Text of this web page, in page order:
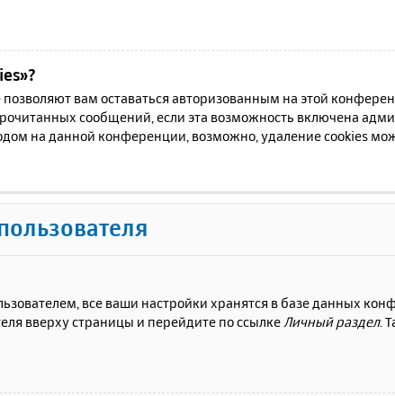
вам оставаться авторизованным на этой
сообщений, если эта возможность включена
на данной конференции, возможно, удаление cookies
все ваши настройки хранятся в базе данных
вверху страницы и перейдите по ссылке Личный раздел.